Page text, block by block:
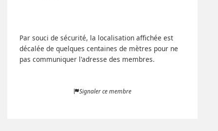
Par souci de sécurité, la localisation affichée est
décalée de quelques centaines de mètres pour ne
pas communiquer l'adresse des membres.
Signaler ce membre